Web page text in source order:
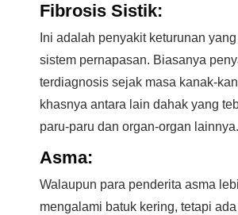
Fibrosis Sistik:
Ini adalah penyakit keturunan
sistem pernapasan. Biasanya
terdiagnosis sejak masa kanak-
khasnya antara lain dahak yang
paru-paru dan organ-organ lainnya.
Asma:
Walaupun para penderita asma
mengalami batuk kering, tetapi